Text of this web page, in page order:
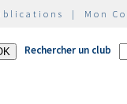
| Mon
Rechercher un club